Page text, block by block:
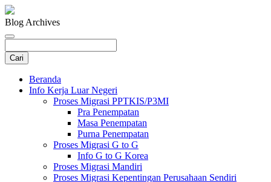
Blog Archives
Beranda
Info Kerja Luar Negeri
Proses Migrasi PPTKIS/P3MI
Pra Penempatan
Masa Penempatan
Purna Penempatan
Proses Migrasi G to G
Info G to G Korea
Proses Migrasi Mandiri
Proses Migrasi Kepentingan Perusahaan Sendiri